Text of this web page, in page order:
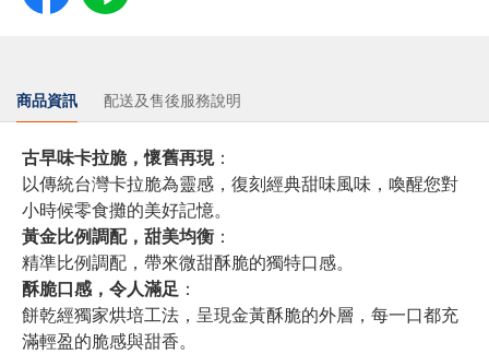
商品資訊 配送及售後服務說明
古早味卡拉脆，懷舊再現：
以傳統台灣卡拉脆為靈感，復刻經典甜味風味，喚醒您對
小時候零食攤的美好記憶。
黃金比例調配，甜美均衡 ：
精準比例調配，帶來微甜酥脆的獨特口感。
酥脆口感，令人滿足 ：
餅乾經獨家烘培工法，呈現金黃酥脆的外層，每一口都充
滿輕盈的脆感與甜香。